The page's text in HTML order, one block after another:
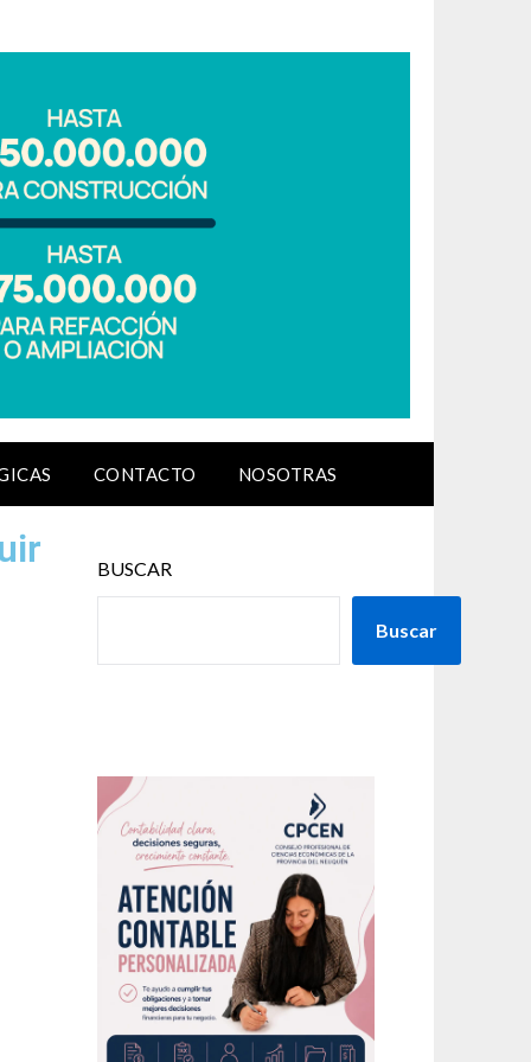
CONTACTO NOSOTRAS
BUSCAR
Buscar